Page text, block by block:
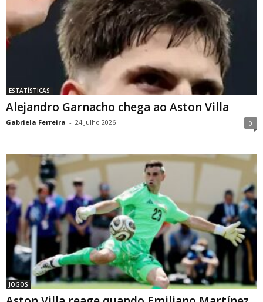
ESTATÍSTICAS
Alejandro Garnacho chega ao Aston Villa
Gabriela Ferreira - 24 Julho 2026 0
JOGOS